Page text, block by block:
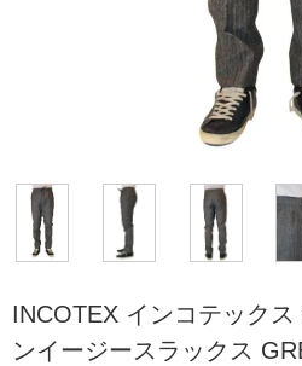
INCOTEX インコテック
ンイージースラックス